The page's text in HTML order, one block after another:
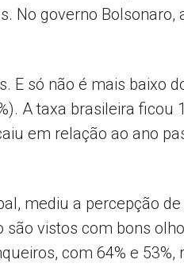
No governo Bolsonaro,
E só não é mais baixo
A taxa brasileira
em relação ao ano
mediu a percepção
vistos com bons
com 64% e 53%,